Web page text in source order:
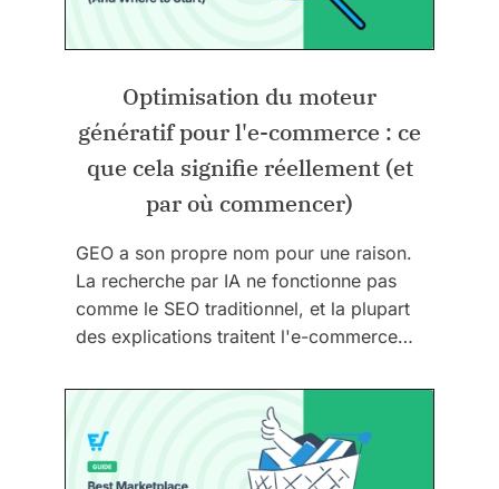
Optimisation du moteur
génératif pour l'e-commerce : ce
que cela signifie réellement (et
par où commencer)
GEO a son propre nom pour une raison.
La recherche par IA ne fonctionne pas
comme le SEO traditionnel, et la plupart
des explications traitent l'e-commerce…